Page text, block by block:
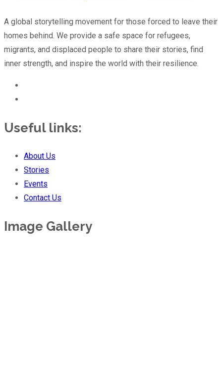
A global storytelling movement for those forced to leave their
homes behind. We provide a safe space for refugees,
migrants, and displaced people to share their stories, find
inner strength, and inspire the world with their resilience.
Useful links:
About Us
Stories
Events
Contact Us
Image Gallery